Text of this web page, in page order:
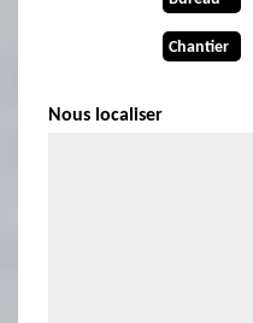
Chantier
Nous localiser